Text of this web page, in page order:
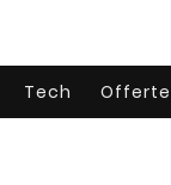
Tech Offerte